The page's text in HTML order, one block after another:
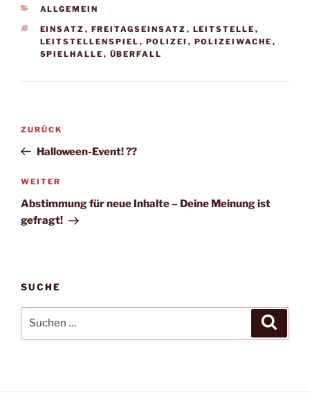
KATEGORIEN
ALLGEMEIN
SCHLAGWÖRTER
EINSATZ , FREITAGSEINSATZ , LEITSTELLE ,
LEITSTELLENSPIEL , POLIZEI , POLIZEIWACHE ,
SPIELHALLE , ÜBERFALL
Beitragsnavigation
Vorheriger
Beitrag
ZURÜCK
Halloween-Event! ??
Nächster
Beitrag
WEITER
Abstimmung für neue Inhalte – Deine Meinung ist
gefragt!
SUCHE
nach: